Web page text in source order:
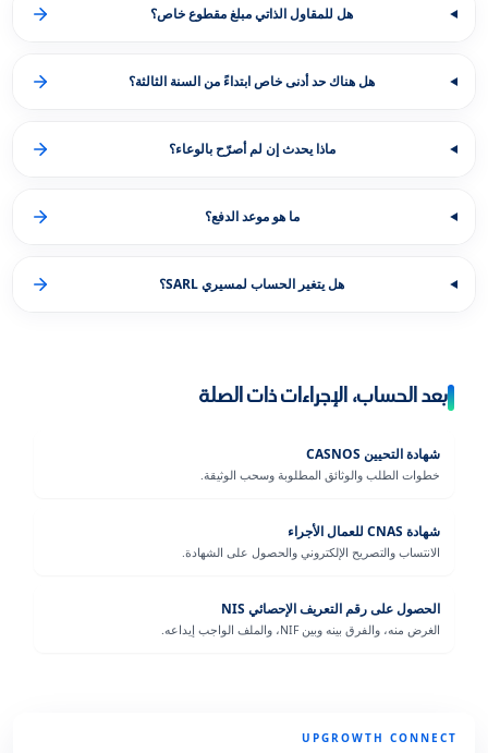
هل للمقاول الذاتي مبلغ مقطوع خاص؟
هل هناك حد أدنى خاص ابتداءً من السنة الثالثة؟
ماذا يحدث إن لم أصرّح بالوعاء؟
ما هو موعد الدفع؟
هل يتغير الحساب لمسيري SARL؟
بعد الحساب، الإجراءات ذات الصلة
شهادة التحيين CASNOS
خطوات الطلب والوثائق المطلوبة وسحب الوثيقة.
شهادة CNAS للعمال الأجراء
الانتساب والتصريح الإلكتروني والحصول على الشهادة.
الحصول على رقم التعريف الإحصائي NIS
الغرض منه، والفرق بينه وبين NIF، والملف الواجب إيداعه.
UPGROWTH CONNECT